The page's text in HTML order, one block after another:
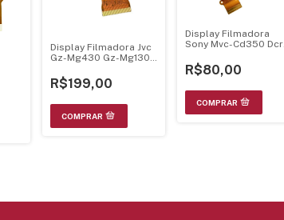
Display Filmadora Jvc
Gz-Mg430 Gz-Mg130
R$199,00
Display Filmadora
Sony Mvc-Cd350 Dcr-
R$80,00